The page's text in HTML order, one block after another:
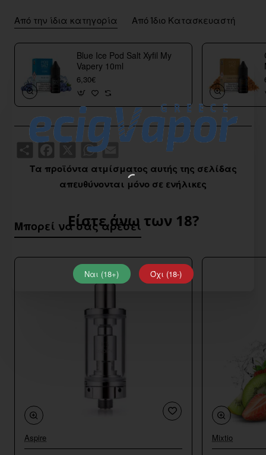
Τα προϊόντα ατμίσματος αυτής της σελίδας
απευθύνονται μόνο σε ενήλικες
Είστε άνω των 18?
Ναι (18+) Όχι (18-)
Από την ίδια κατηγορία Από Ίδιο Κατασκευαστή
Blue Ice Pod Salt Xyfil My
Vapery 10ml
6,30€
Share Facebook WhatsApp
Μπορεί να σας αρέσει
Aspire Mixtio